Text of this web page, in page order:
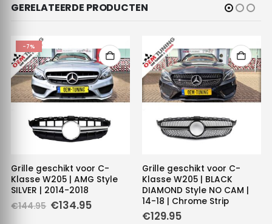
GERELATEERDE PRODUCTEN
-7%
Grille geschikt voor C-
Klasse W205 | AMG Style
SILVER | 2014-2018
€144.95 Oorspronkelijke
€134.95Huidige
Grille geschikt voor C-
Klasse W205 | BLACK
DIAMOND Style NO CAM |
14-18 | Chrome Strip
€129.95